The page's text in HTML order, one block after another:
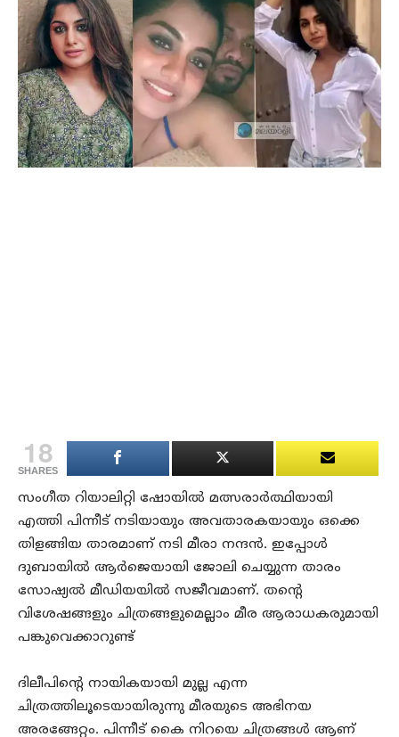
18
SHARES
സംഗീത റിയാലിറ്റി ഷോയിൽ മത്സരാർത്ഥിയായി
എത്തി പിന്നീട് നടിയായും അവതാരകയായും ഒക്കെ
തിളങ്ങിയ താരമാണ് നടി മീരാ നന്ദൻ. ഇപ്പോൾ
ദുബായിൽ ആർജെയായി ജോലി ചെയ്യുന്ന താരം
സോഷ്യൽ മീഡിയയിൽ സജീവമാണ്. തന്റെ
വിശേഷങ്ങളും ചിത്രങ്ങളുമെല്ലാം മീര ആരാധകരുമായി
പങ്കുവെക്കാറുണ്ട്
ദിലീപിന്റെ നായികയായി മുല്ല എന്ന
ചിത്രത്തിലൂടെയായിരുന്നു മീരയുടെ അഭിനയ
അരങ്ങേറ്റം. പിന്നീട് കൈ നിറയെ ചിത്രങ്ങൾ ആണ്